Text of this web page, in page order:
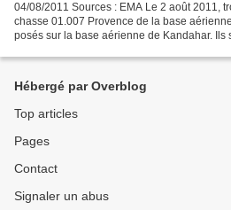
04/08/2011 Sources : EMA Le 2 août 2011,
chasse 01.007 Provence de la base
posés sur la base aérienne de Kandahar. Ils
Hébergé par Overblog
Top articles
Pages
Contact
Signaler un abus